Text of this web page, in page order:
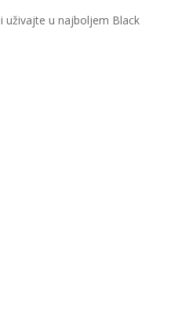
iuživajte unajboljem Black